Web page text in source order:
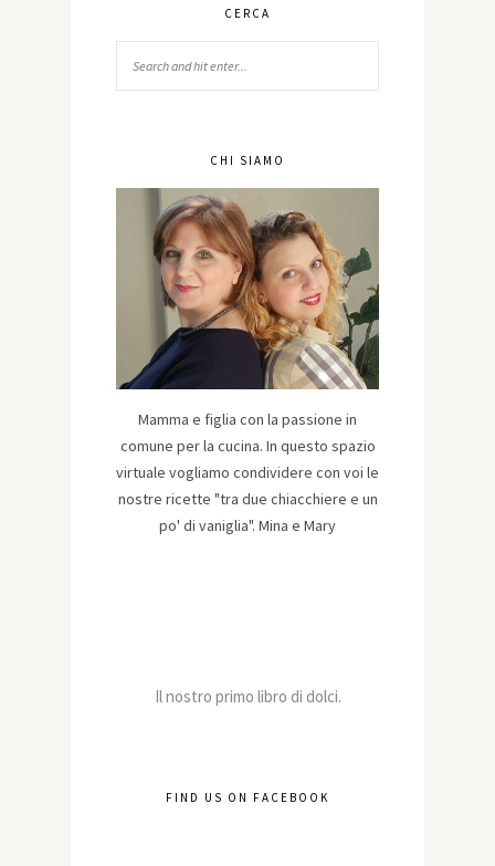
CERCA
CHI SIAMO
Mamma e figlia con la passione in
comune per la cucina. In questo spazio
virtuale vogliamo condividere con voi le
nostre ricette "tra due chiacchiere e un
po' di vaniglia". Mina e Mary
Il nostro primo libro di dolci.
FIND US ON FACEBOOK